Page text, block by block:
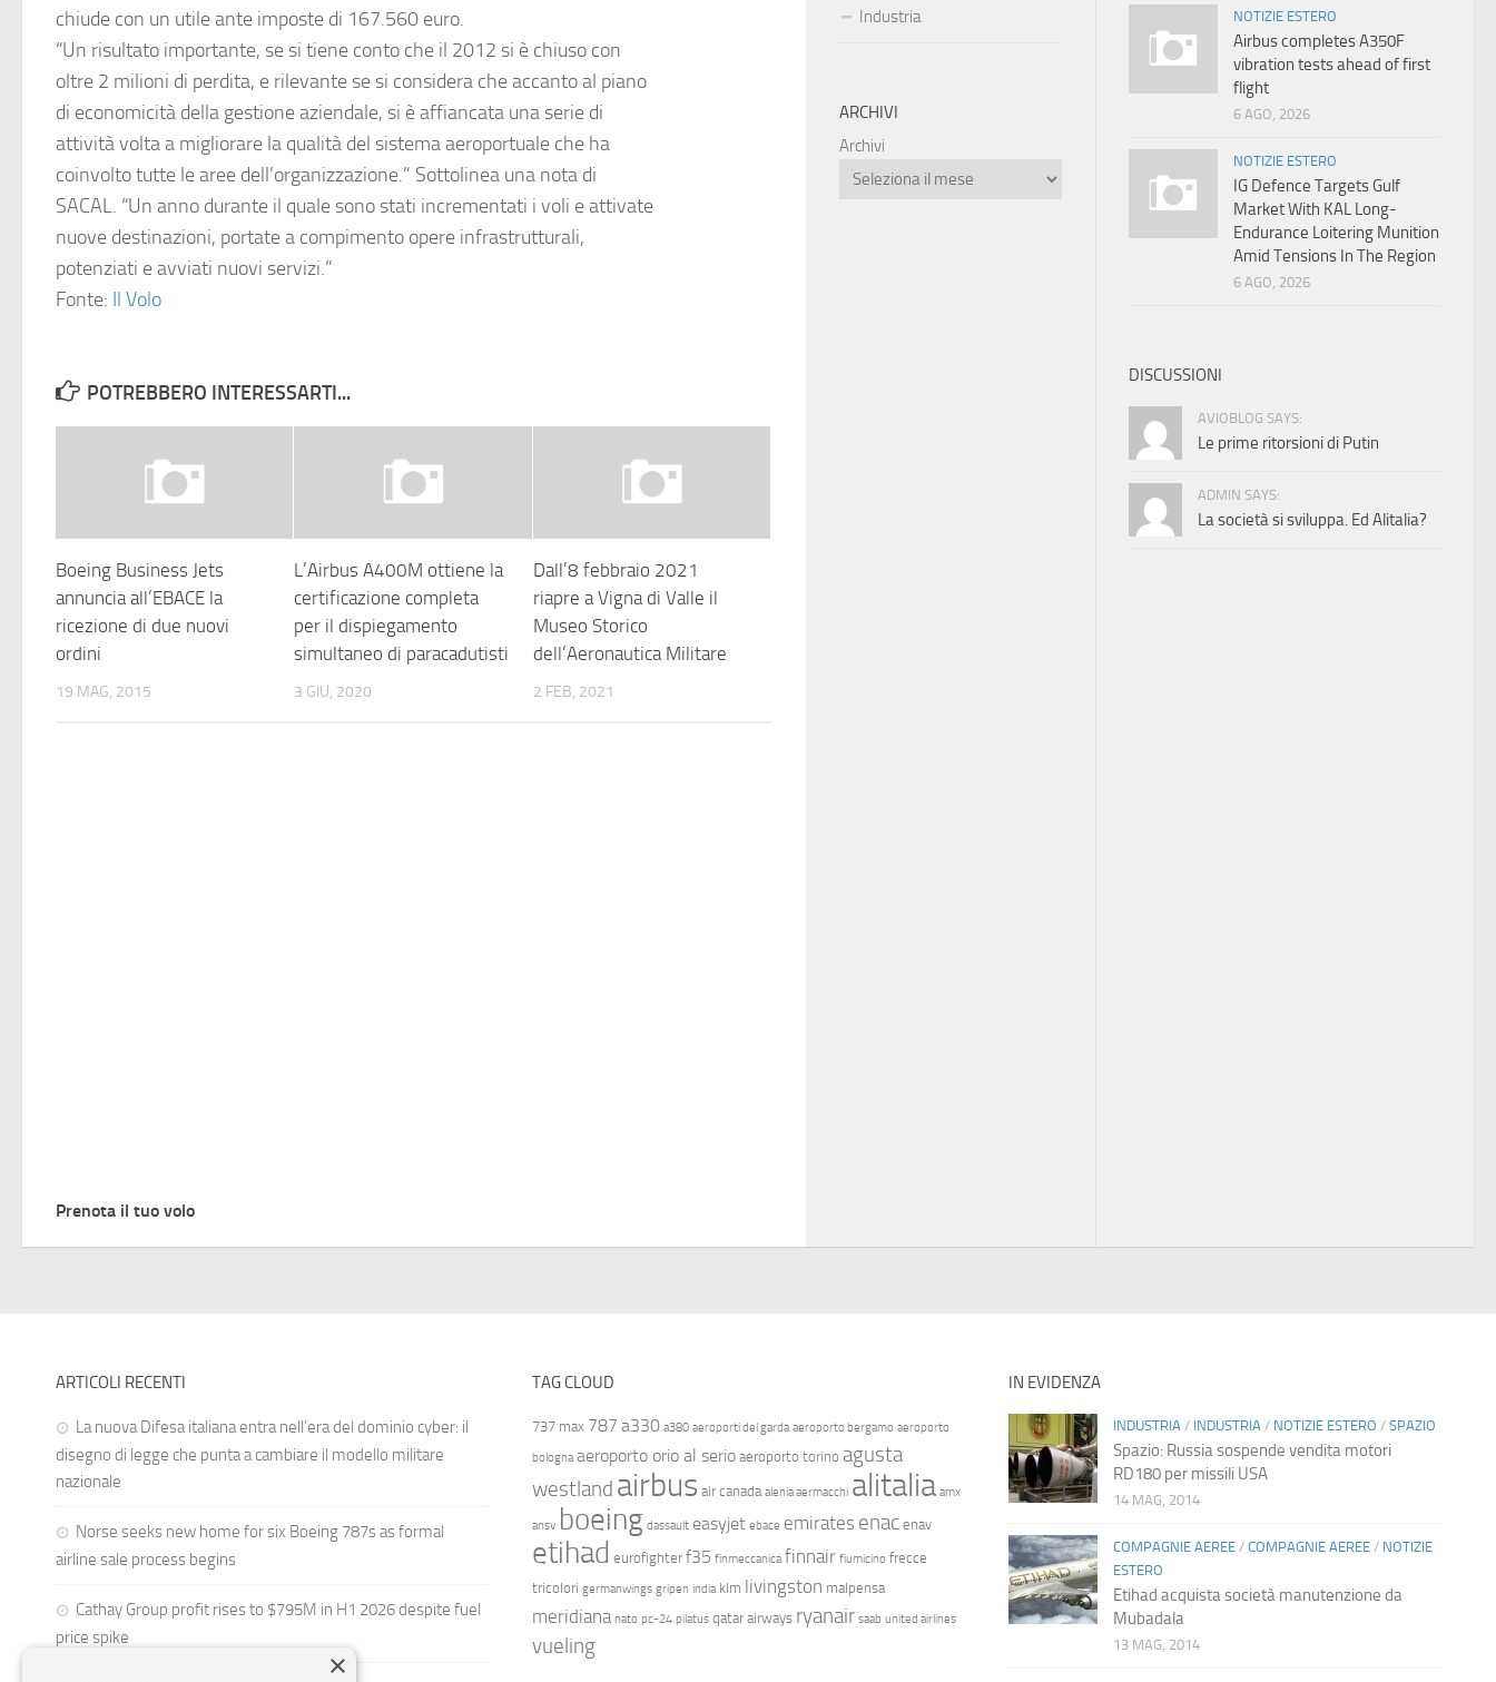
chiude con un utile ante imposte di 167.560 euro.
“Un risultato importante, se si tiene conto che il 2012 si è chiuso con
oltre 2 milioni di perdita, e rilevante se si considera che accanto al piano
di economicità della gestione aziendale, si è affiancata una serie di
attività volta a migliorare la qualità del sistema aeroportuale che ha
coinvolto tutte le aree dell’organizzazione.” Sottolinea una nota di
SACAL. “Un anno durante il quale sono stati incrementati i voli e attivate
nuove destinazioni, portate a compimento opere infrastrutturali,
potenziati e avviati nuovi servizi.”
Fonte: Il Volo
POTREBBERO INTERESSARTI...
Boeing Business Jets
annuncia all’EBACE la
ricezione di due nuovi
ordini
19 MAG, 2015
L’Airbus A400M ottiene la
certificazione completa
per il dispiegamento
simultaneo di paracadutisti
3 GIU, 2020
Dall’8 febbraio 2021
riapre a Vigna di Valle il
Museo Storico
dell’Aeronautica Militare
2 FEB, 2021
Prenota il tuo volo
NOTIZIE ESTERO
Airbus completes A350F
vibration tests ahead of first
flight
6 AGO, 2026
NOTIZIE ESTERO
IG Defence Targets Gulf
Market With KAL Long-
Endurance Loitering Munition
Amid Tensions In The Region
6 AGO, 2026
DISCUSSIONI
AVIOBLOG SAYS:
Le prime ritorsioni di Putin
ADMIN SAYS:
La società si sviluppa. Ed Alitalia?
Industria
ARCHIVI
Archivi
ARTICOLI RECENTI
La nuova Difesa italiana entra nell’era del dominio cyber: il
disegno di legge che punta a cambiare il modello militare
nazionale
Norse seeks new home for six Boeing 787s as formal
airline sale process begins
Cathay Group profit rises to $795M in H1 2026 despite fuel
price spike
TAG CLOUD
737 max 787 a330 a380 aeroporti del garda aeroporto bergamo aeroporto
bologna aeroporto orio al serio aeroporto torino agusta
westland airbus air canada alenia aermacchi alitalia amx
ansv boeing dassault easyjet ebace emirates enac enav
etihad eurofighter f35 finmeccanica finnair fiumicino frecce
tricolori germanwings gripen india klm livingston malpensa
meridiana nato pc-24 pilatus qatar airways ryanair saab united airlines
vueling
IN EVIDENZA
INDUSTRIA / INDUSTRIA / NOTIZIE ESTERO / SPAZIO
Spazio: Russia sospende vendita motori
RD180 per missili USA
14 MAG, 2014
COMPAGNIE AEREE/ COMPAGNIE AEREE/ NOTIZIE
ESTERO
Etihad acquista società manutenzione da
Mubadala
13 MAG, 2014
×